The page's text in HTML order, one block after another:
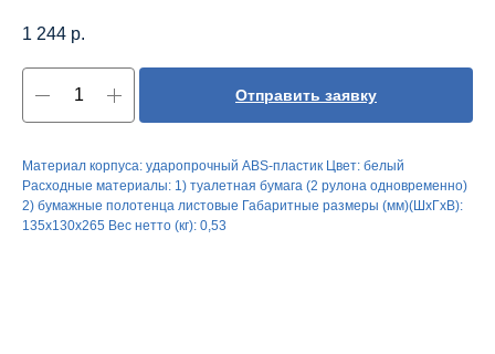
1 244 р.
Отправить заявку
Материал корпуса: ударопрочный ABS-пластик Цвет: белый
Расходные материалы: 1) туалетная бумага (2 рулона одновременно)
2) бумажные полотенца листовые Габаритные размеры (мм)(ШхГхВ):
135х130х265 Вес нетто (кг): 0,53